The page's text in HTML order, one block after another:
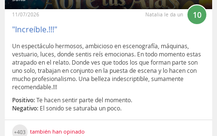
11/07/2026 Natalia le da un
10
"Increíble.!!!"
Un espectáculo hermosos, ambicioso en escenografía, máquinas,
vestuario, luces, donde sentis reís emocionas. En todo momento estas
atrapado en el relato. Donde ves que todos los que forman parte son
uno solo, trabajan en conjunto en la puesta de escena y lo hacen con
mucho profesionalismo. Una belleza indescriptible, sumamente
recomendable.!!!
Positivo:Te hacen sentir parte del momento.
Negativo: El sonido se saturaba un poco.
+403 también han opinado